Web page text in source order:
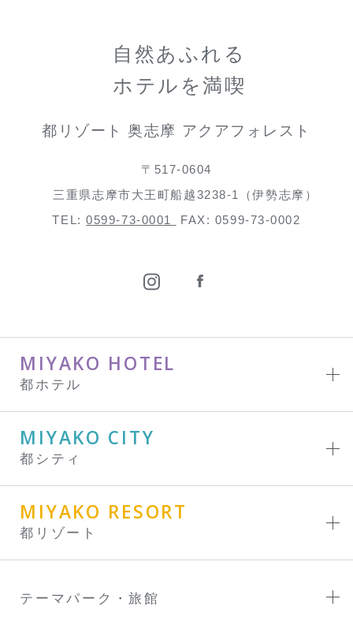
自然あふれる
ホテルを満喫
都リゾート 奥志摩 アクアフォレスト
〒517-0604
三重県志摩市大王町船越3238-1（伊勢志摩）
TEL:0599-73-0001 FAX: 0599-73-0002
MIYAKO HOTEL
都ホテル
MIYAKO CITY
都シティ
MIYAKO RESORT
都リゾート
テーマパーク・旅館